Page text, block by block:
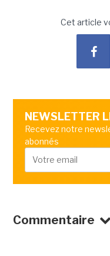
Cet article
NEWSLETTER
Recevez notre
abonnés
Commentaire